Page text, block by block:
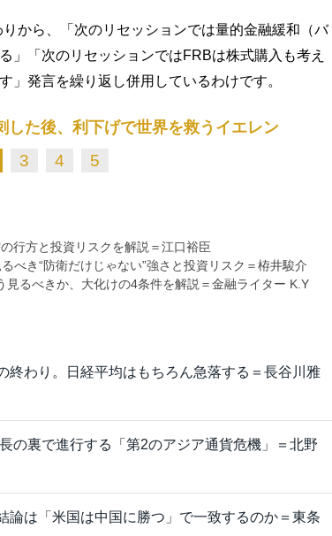
から、「次のリセッションでは量的金融緩和（バ
」「次のリセッションではFRBは株式購入も考え
」発言を繰り返し併用しているわけです。
した後、利下げで世界を救うイエレン
3 4 5
行方と投資リスクを解説＝江口裕臣
べき“防衛だけじゃない”強さと投資リスク＝栫井駿介
るべきか、大化けの4条件を解説＝金融ライター K.Y
終わり。日経平均はもちろん急落する＝長谷川雅
の裏で進行する「第2のアジア通貨危機」＝北野
論は「米国は中国に勝つ」で一致するのか＝東条